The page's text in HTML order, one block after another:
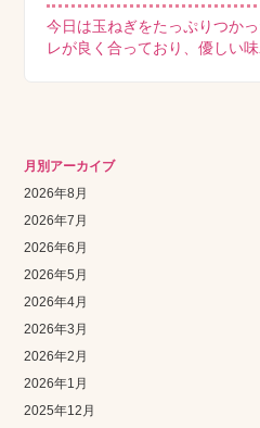
今日は玉ねぎをたっぷりつか
レが良く合っており、優しい
月別アーカイブ
2026年8月
2026年7月
2026年6月
2026年5月
2026年4月
2026年3月
2026年2月
2026年1月
2025年12月